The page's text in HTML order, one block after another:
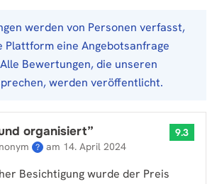
werden von Personen verfasst,
Plattform eine Angebotsanfrage
Bewertungen, die unseren
werden veröffentlicht.
organisiert”
? am 14. April 2024
9.3
Besichtigung wurde der Preis